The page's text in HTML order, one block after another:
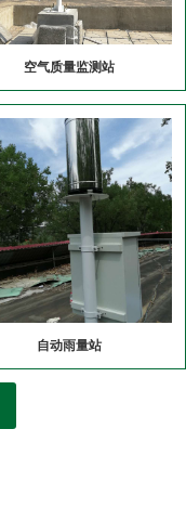
空气质量监测站
自动雨量站